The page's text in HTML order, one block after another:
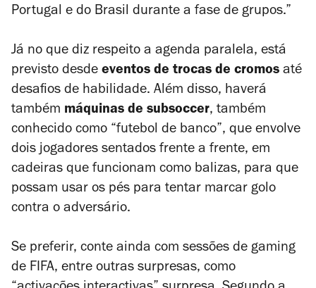
Portugal e do Brasil durante a fase de grupos.”
Já no que diz respeito a agenda paralela, está
previsto desde eventos de trocas de cromos até
desafios de habilidade. Além disso, haverá
também máquinas de subsoccer, também
conhecido como “futebol de banco”, que envolve
dois jogadores sentados frente a frente, em
cadeiras que funcionam como balizas, para que
possam usar os pés para tentar marcar golo
contra o adversário.
Se preferir, conte ainda com sessões de gaming
de FIFA, entre outras surpresas, como